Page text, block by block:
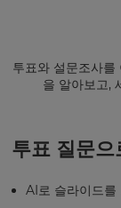
투표와 설문조사를
을 알아보고,
투표 질문
AI로 슬라이드를